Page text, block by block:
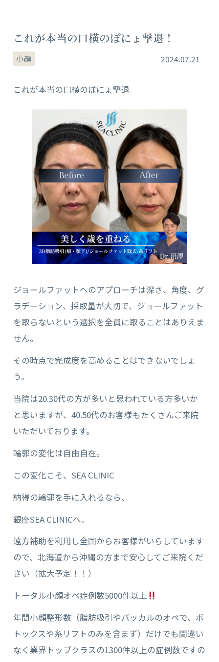
これが本当の口横のぽにょ撃退！
小顔 2024.07.21
これが本当の口横のぽにょ撃退
ジョールファットへのアプローチは深さ、角度、グ
ラデーション、採取量が大切で、ジョールファット
を取らないという選択を全員に取ることはありえま
せん。
その時点で完成度を高めることはできないでしょ
う。
当院は20.30代の方が多いと思われている方多いか
と思いますが、40.50代のお客様もたくさんご来院
いただいております。
輪郭の変化は自由自在。
この変化こそ、SEA CLINIC
納得の輪郭を手に入れるなら、
銀座SEA CLINICへ。
遠方補助を利用し全国からお客様がいらしています
ので、北海道から沖縄の方まで安心してご来院くだ
さい（拡大予定！！）
トータル小顔オペ症例数5000件以上
年間小顔整形数（脂肪吸引やバッカルのオペで、ボ
トックスや糸リフトのみを含まず）だけでも間違い
なく業界トップクラスの1300件以上の症例数ですの